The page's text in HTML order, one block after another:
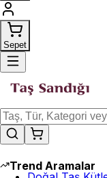
Sepet
Trend Aramalar